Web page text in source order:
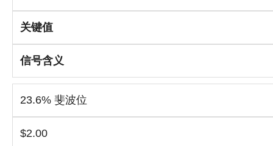
关键值
信号含义
23.6% 斐波位
$2.00